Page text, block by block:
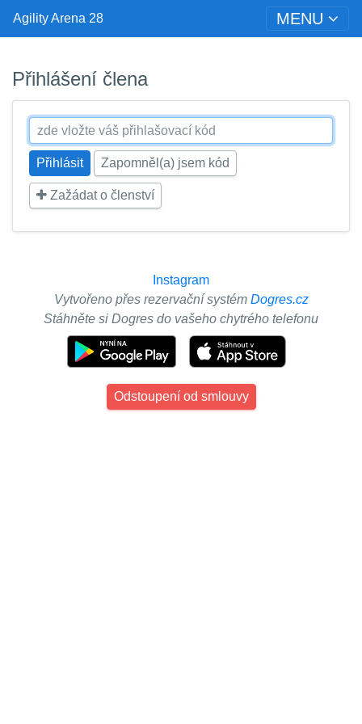
Agility Arena 28 MENU
Přihlášení člena
Zapomněl(a) jsem kód
Zažádat o členství
Instagram
Vytvořeno přes rezervační systém Dogres.cz
Stáhněte si Dogres do vašeho chytrého telefonu
Odstoupení od smlouvy